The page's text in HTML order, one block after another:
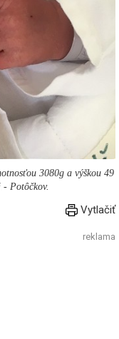
3080g a výškou 49
- Potôčkov.
Vytlačiť
reklama